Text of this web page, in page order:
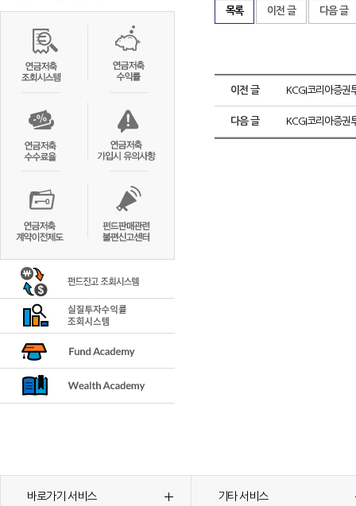
목록 이전 글 다음 글
이전 글 KCGI코리아증
다음 글 KCGI코리아증
바로가기 서비스 기타 서비스